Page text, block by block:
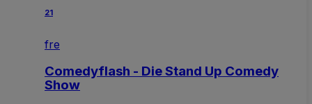
21
fre
Comedyflash - Die Stand Up Comedy
Show